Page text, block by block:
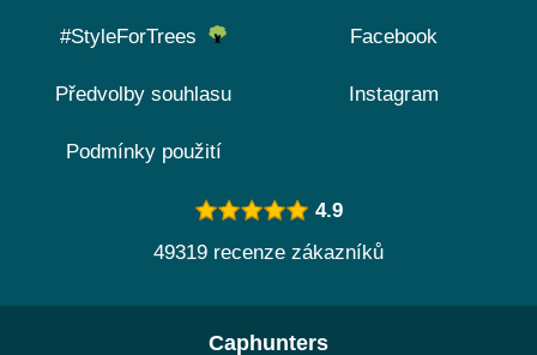
#StyleForTrees
Předvolby souhlasu
Podmínky použití
Facebook
Instagram
4.9
49319 recenze zákazníků
Caphunters